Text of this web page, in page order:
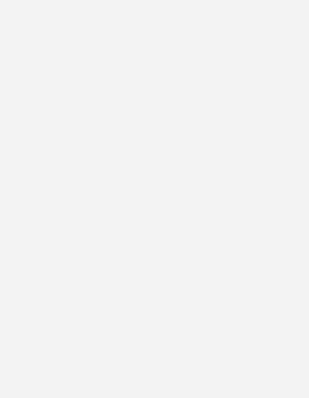
150 l Inhalt ist die fluostor sehr
in der Wohnung installiert werden.
zum Thema Wärmeerzeugung
Thema Wärmepumpe